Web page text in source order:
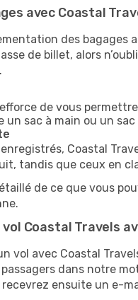
avec Coastal
des bagages
de billet, alors
de vous
un sac à main ou un
Coastal
tandis que ceux en
de ce que vous
Coastal Travels
vol avec Coastal
dans notre
recevrez ensuite un e-